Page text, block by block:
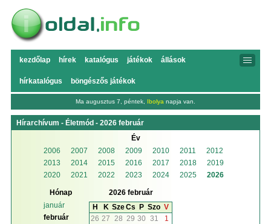
kezdőlap hírek katalógus játékok állások
hírkatalógus böngészős játékok
Ma augusztus 7, péntek, Ibolya napja van.
Hírarchívum - Életmód - 2026 február
Év
2006
2007 2008 2009 2010 2011
2012
2013
2014 2015 2016 2017 2018
2019
2020
2021 2022 2023 2024 2025 2026
Hónap
január
február
2026 február
H
K SzeCs P Szo V
26 27 28 29 30 31
1